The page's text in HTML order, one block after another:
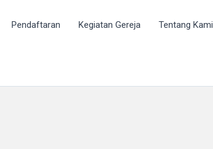
Pendaftaran Kegiatan Gereja Tentang Kami